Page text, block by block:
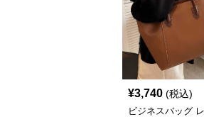
¥3,740 (税込)
ビジネスバッグ